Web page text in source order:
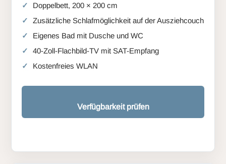
Doppelbett, 200 × 200 cm
Zusätzliche Schlafmöglichkeit auf der Ausziehcouch
Eigenes Bad mit Dusche und WC
40-Zoll-Flachbild-TV mit SAT-Empfang
Kostenfreies WLAN
Verfügbarkeit prüfen